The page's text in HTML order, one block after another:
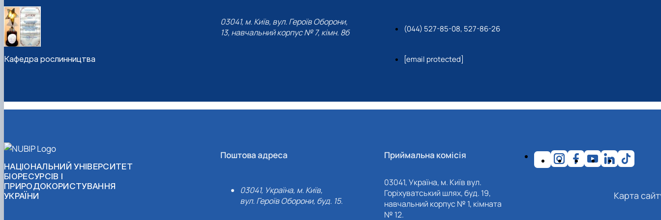
Кафедра рослинництва
03041, м. Київ, вул. Героїв Оборони,
13, навчальний корпус № 7, кімн. 8б
(044) 527-85-08, 527-86-26
[email protected]
НАЦІОНАЛЬНИЙ УНІВЕРСИТЕТ
БІОРЕСУРСІВ І
ПРИРОДОКОРИСТУВАННЯ
УКРАЇНИ
Поштова адреса
03041, Україна, м. Київ,
вул. Героїв Оборони, буд. 15.
Приймальна комісія
03041, Україна, м. Київ вул.
Горіхуватський шлях, буд. 19,
навчальний корпус № 1, кімната
№ 12.
Карта